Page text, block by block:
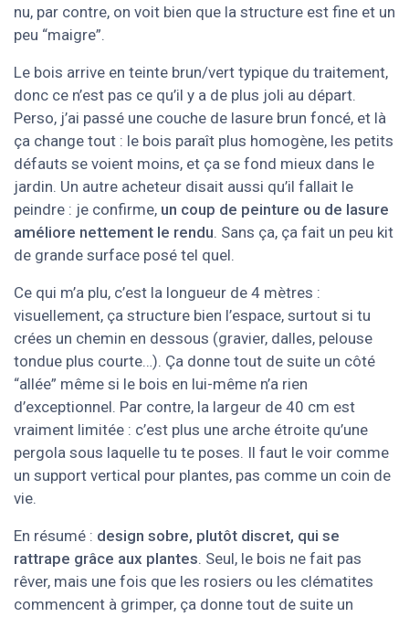
nu, par contre, on voit bien que la structure est fine et un
peu “maigre”.
Le bois arrive en teinte brun/vert typique du traitement,
donc ce n’est pas ce qu’il y a de plus joli au départ.
Perso, j’ai passé une couche de lasure brun foncé, et là
ça change tout : le bois paraît plus homogène, les petits
défauts se voient moins, et ça se fond mieux dans le
jardin. Un autre acheteur disait aussi qu’il fallait le
peindre : je confirme, un coup de peinture ou de lasure
améliore nettement le rendu. Sans ça, ça fait un peu kit
de grande surface posé tel quel.
Ce qui m’a plu, c’est la longueur de 4 mètres :
visuellement, ça structure bien l’espace, surtout si tu
crées un chemin en dessous (gravier, dalles, pelouse
tondue plus courte…). Ça donne tout de suite un côté
“allée” même si le bois en lui-même n’a rien
d’exceptionnel. Par contre, la largeur de 40 cm est
vraiment limitée : c’est plus une arche étroite qu’une
pergola sous laquelle tu te poses. Il faut le voir comme
un support vertical pour plantes, pas comme un coin de
vie.
En résumé : design sobre, plutôt discret, qui se
rattrape grâce aux plantes. Seul, le bois ne fait pas
rêver, mais une fois que les rosiers ou les clématites
commencent à grimper, ça donne tout de suite un